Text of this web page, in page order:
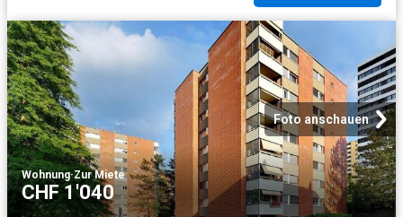
Foto anschauen
Wohnung·Zur Miete
CHF 1'040